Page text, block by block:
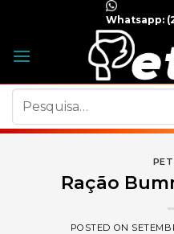
content
Whatsapp:
por:
Ração
POSTED ON